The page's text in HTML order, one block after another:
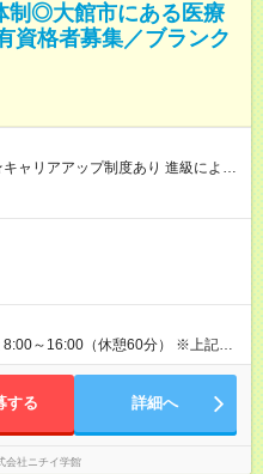
制◎大館市にある医療
資格者募集／ブランク
本採用時と同じです。
8:00～16:00（休憩60分） ※上記時
勤務を希望される方はご相談くだ
する 詳細へ
会社ニチイ学館